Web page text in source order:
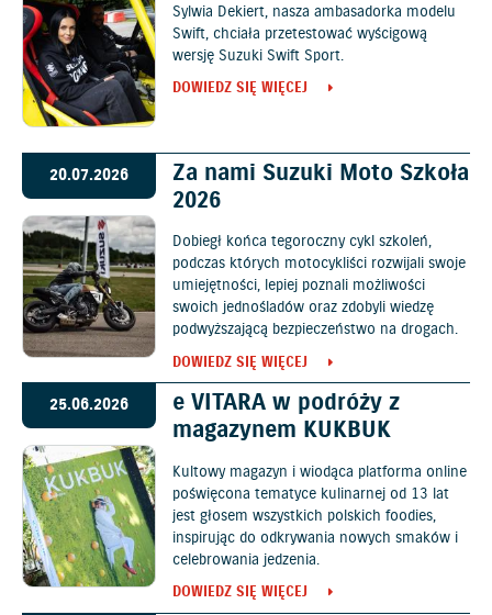
Sylwia Dekiert, nasza ambasadorka modelu
Swift, chciała przetestować wyścigową
wersję Suzuki Swift Sport.
DOWIEDZ SIĘ WIĘCEJ
20.07.2026
Za nami Suzuki Moto Szkoła
2026
Dobiegł końca tegoroczny cykl szkoleń,
podczas których motocykliści rozwijali swoje
umiejętności, lepiej poznali możliwości
swoich jednośladów oraz zdobyli wiedzę
podwyższającą bezpieczeństwo na drogach.
DOWIEDZ SIĘ WIĘCEJ
25.06.2026
e VITARA w podróży z
magazynem KUKBUK
Kultowy magazyn i wiodąca platforma online
poświęcona tematyce kulinarnej od 13 lat
jest głosem wszystkich polskich foodies,
inspirując do odkrywania nowych smaków i
celebrowania jedzenia.
DOWIEDZ SIĘ WIĘCEJ